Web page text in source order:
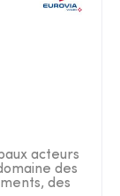
acteurs
des
des